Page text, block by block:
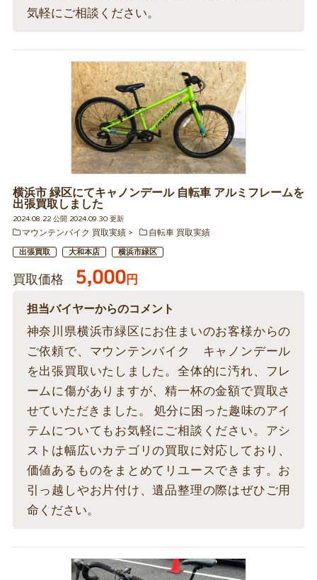
気軽にご相談ください。
横浜市 緑区にてキャノンデール 自転車 アルミフレームを
出張買取しました
2024.08.22 公開 2024.09.30 更新
マウンテンバイク 買取実績
自転車 買取実績
出張買取 大和本店 横浜市緑区
買取価格 5,000円
担当バイヤーからのコメント
神奈川県横浜市緑区にお住まいのお客様からの
ご依頼で、マウンテンバイク キャノンデール
を出張買取いたしました。全体的に汚れ、フレ
ームに傷がありますが、精一杯の金額で買取さ
せていただきました。 処分に困った趣味のアイ
テムについてもお気軽にご相談ください。アシ
ストは幅広いカテゴリの買取に対応しており、
価値あるものをまとめてリユースできます。お
引っ越しやお片付け、遺品整理の際はぜひご用
命ください。